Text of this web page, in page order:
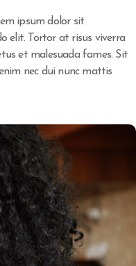
ipsum dolor sit.
elit. Tortor at risus viverra
et malesuada fames. Sit
nec dui nunc mattis